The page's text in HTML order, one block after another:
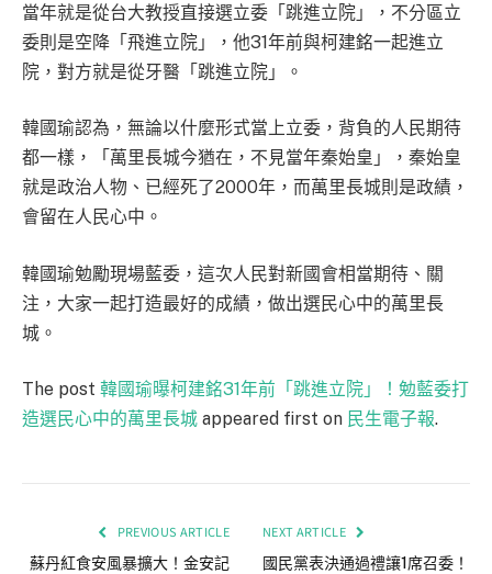
當年就是從台大教授直接選立委「跳進立院」，不分區立
委則是空降「飛進立院」，他31年前與柯建銘一起進立
院，對方就是從牙醫「跳進立院」。
韓國瑜認為，無論以什麼形式當上立委，背負的人民期待
都一樣，「萬里長城今猶在，不見當年秦始皇」，秦始皇
就是政治人物、已經死了2000年，而萬里長城則是政績，
會留在人民心中。
韓國瑜勉勵現場藍委，這次人民對新國會相當期待、關
注，大家一起打造最好的成績，做出選民心中的萬里長
城。
The post 韓國瑜曝柯建銘31年前「跳進立院」！勉藍委打
造選民心中的萬里長城 appeared first on 民生電子報.
PREVIOUS ARTICLE
蘇丹紅食安風暴擴大！金安記
NEXT ARTICLE
國民黨表決通過禮讓1席召委！